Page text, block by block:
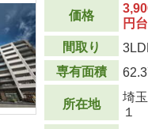
価格
円台
間取り
専有面積
所在地
埼
１